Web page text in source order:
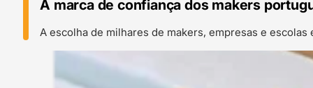
A marca de confiança dos makers
A escolha de milhares de makers, empresas e escolas